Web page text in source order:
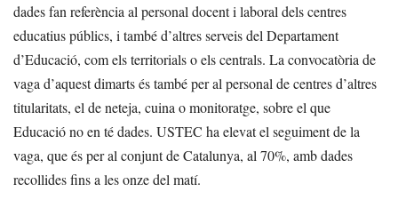
dades fan referència al personal docent i laboral dels centres
educatius públics, i també d’altres serveis del Departament
d’Educació, com els territorials o els centrals. La convocatòria de
vaga d’aquest dimarts és també per al personal de centres d’altres
titularitats, el de neteja, cuina o monitoratge, sobre el que
Educació no en té dades. USTEC ha elevat el seguiment de la
vaga, que és per al conjunt de Catalunya, al 70%, amb dades
recollides fins a les onze del matí.